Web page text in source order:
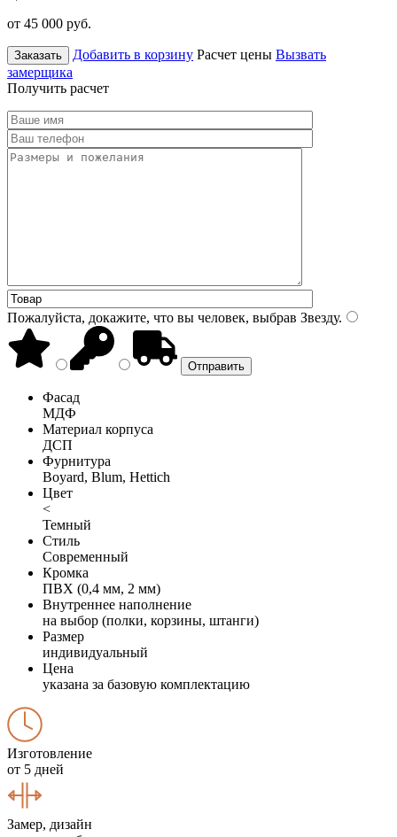
от 45 000 руб.
Заказать Добавить в корзину Расчет цены Вызвать
замерщика
Получить расчет
Пожалуйста, докажите, что вы человек, выбрав Звезду.
Фасад
МДФ
Материал корпуса
ДСП
Фурнитура
Boyard, Blum, Hettich
Цвет
<
Темный
Стиль
Современный
Кромка
ПВХ (0,4 мм, 2 мм)
Внутреннее наполнение
на выбор (полки, корзины, штанги)
Размер
индивидуальный
Цена
указана за базовую комплектацию
Изготовление
от 5 дней
Замер, дизайн